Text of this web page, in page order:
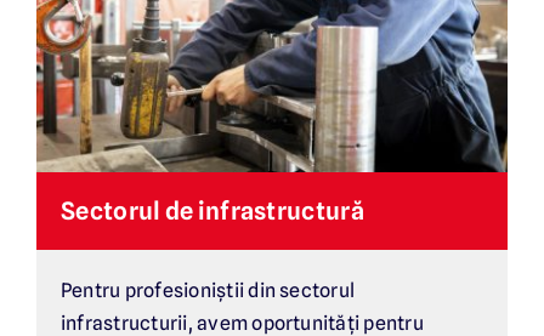
Sectorul de infrastructură
Pentru profesioniștii din sectorul
infrastructurii, avem oportunități pentru